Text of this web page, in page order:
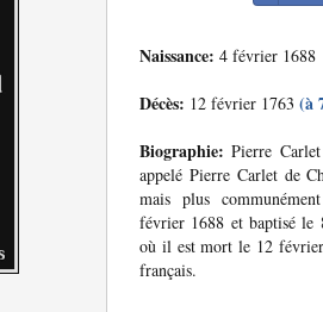
Naissance: 4 février 1688
Décès: 12 février 1763 (à
Biographie: Pierre
appelé Pierre Carlet de
mais plus
février 1688 et baptisé le
où il est mort le 12
français.